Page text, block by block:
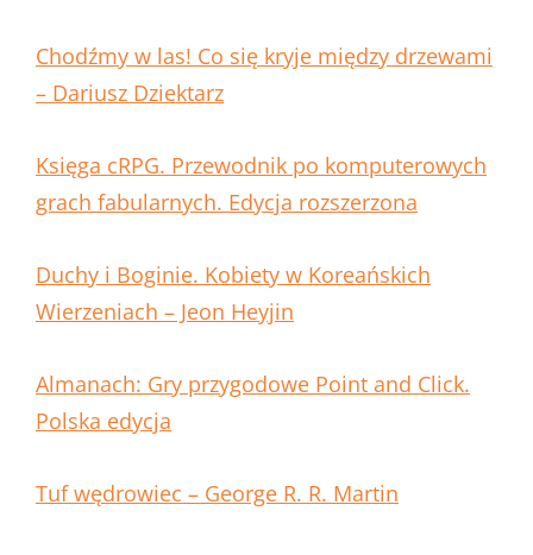
Chodźmy w las! Co się kryje między drzewami
– Dariusz Dziektarz
Księga cRPG. Przewodnik po komputerowych
grach fabularnych. Edycja rozszerzona
Duchy i Boginie. Kobiety w Koreańskich
Wierzeniach – Jeon Heyjin
Almanach: Gry przygodowe Point and Click.
Polska edycja
Tuf wędrowiec – George R. R. Martin